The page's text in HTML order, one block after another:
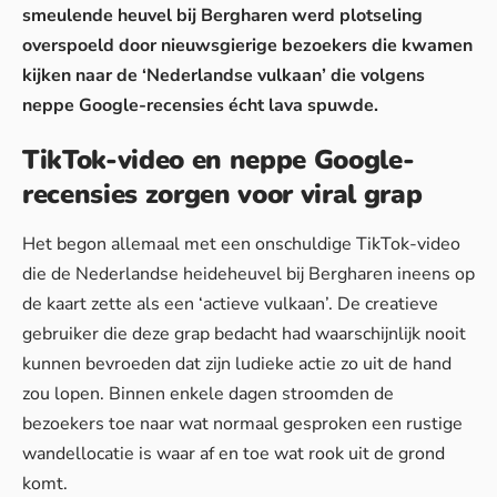
smeulende heuvel bij Bergharen werd plotseling
overspoeld door nieuwsgierige bezoekers die kwamen
kijken naar de ‘Nederlandse vulkaan’ die volgens
neppe Google-recensies écht lava spuwde.
TikTok-video en neppe Google-
recensies zorgen voor viral grap
Het begon allemaal met een onschuldige TikTok-video
die de Nederlandse heideheuvel bij Bergharen ineens op
de kaart zette als een ‘actieve vulkaan’. De creatieve
gebruiker die deze grap bedacht had waarschijnlijk nooit
kunnen bevroeden dat zijn ludieke actie zo uit de hand
zou lopen. Binnen enkele dagen stroomden de
bezoekers toe naar wat normaal gesproken een rustige
wandellocatie is waar af en toe wat rook uit de grond
komt.